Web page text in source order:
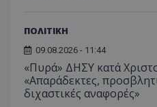
ΠΟΛΙΤΙΚΗ
09.08.2026 - 11:44
«Πυρά» ΔΗΣΥ κατά
«Απαράδεκτες,
διχαστικές αναφορές»